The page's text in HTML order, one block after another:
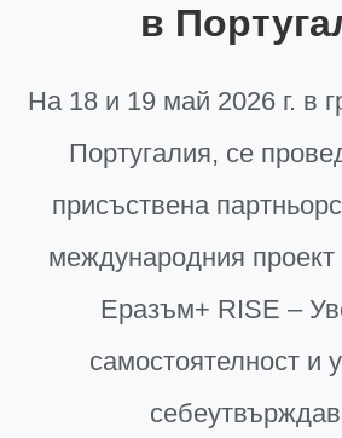
в
На 18 и 19 май 2026 г. в
Португалия, се
присъствена
международния проект
Еразъм+ RISE –
самостоятелност и